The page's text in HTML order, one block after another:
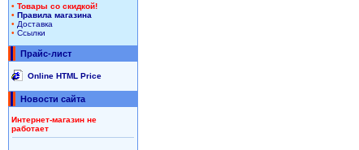
• Товары со скидкой!
• Правила магазина
• Доставка
• Ссылки
Прайс-лист
Online HTML Price
Новости сайта
Интернет-магазин не
работает